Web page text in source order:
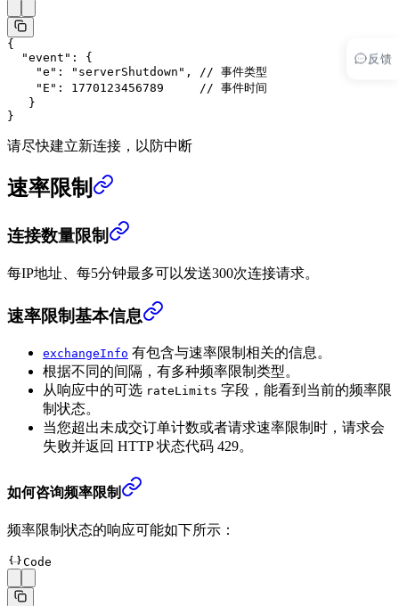
反馈
{
  "event"
: {
    "e"
: "serverShutdown" , // 事件类型
    "E"
: 1770123456789
     // 事件时间
   }
}
请尽快建立新连接，以防中断
速率限制
连接数量限制
每IP地址、每5分钟最多可以发送300次连接请求。
速率限制基本信息
exchangeInfo 有包含与速率限制相关的信息。
根据不同的间隔，有多种频率限制类型。
从响应中的可选 rateLimits 字段，能看到当前的频率限
制状态。
当您超出未成交订单计数或者请求速率限制时，请求会
失败并返回 HTTP 状态代码 429。
如何咨询频率限制
频率限制状态的响应可能如下所示：
Code